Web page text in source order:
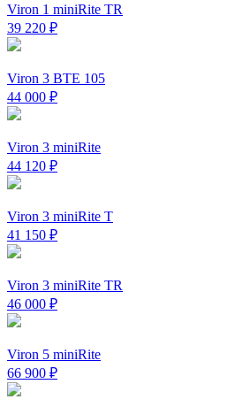
Viron 1 miniRite TR
39 220 ₽
Viron 3 BTE 105
44 000 ₽
Viron 3 miniRite
44 120 ₽
Viron 3 miniRite T
41 150 ₽
Viron 3 miniRite TR
46 000 ₽
Viron 5 miniRite
66 900 ₽